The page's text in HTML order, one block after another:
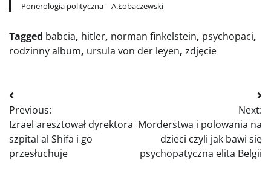
Ponerologia polityczna – A.Łobaczewski
Tagged babcia, hitler, norman finkelstein, psychopaci,
rodzinny album, ursula von der leyen, zdjęcie
Nawigacja
wpisu
Previous:
Izrael aresztował dyrektora
szpital al Shifa i go
przesłuchuje
Next:
Morderstwa i polowania na
dzieci czyli jak bawi się
psychopatyczna elita Belgii